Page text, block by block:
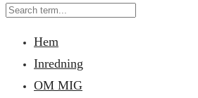
Hem
Inredning
OM MIG